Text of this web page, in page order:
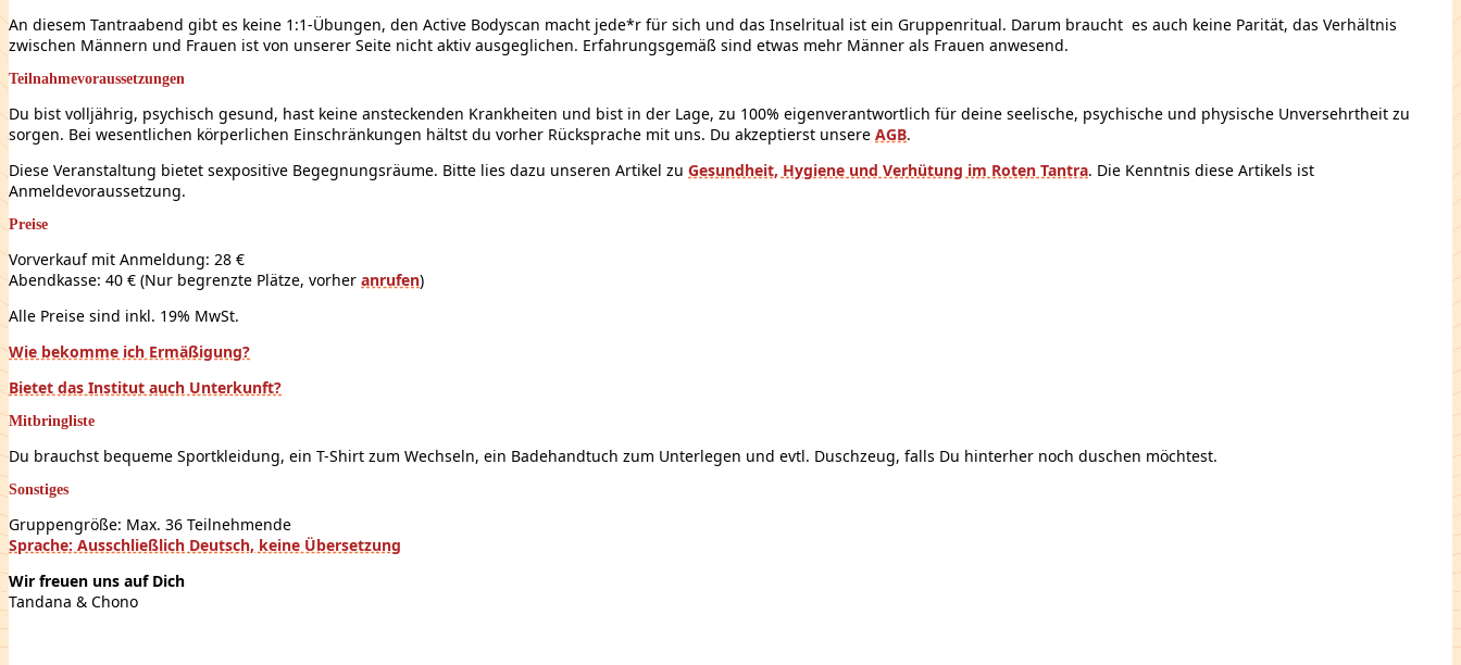
An diesem Tantraabend gibt es keine 1:1-Übungen, den Active Bodyscan macht jede*r für sich und das Inselritual ist ein Gruppenritual. Darum braucht es auch keine Parität, das Verhältnis
zwischen Männern und Frauen ist von unserer Seite nicht aktiv ausgeglichen. Erfahrungsgemäß sind etwas mehr Männer als Frauen anwesend.
Teilnahmevoraussetzungen
Du bist volljährig, psychisch gesund, hast keine ansteckenden Krankheiten und bist in der Lage, zu 100% eigenverantwortlich für deine seelische, psychische und physische Unversehrtheit zu
sorgen. Bei wesentlichen körperlichen Einschränkungen hältst du vorher Rücksprache mit uns. Du akzeptierst unsere AGB.
Diese Veranstaltung bietet sexpositive Begegnungsräume. Bitte lies dazu unseren Artikel zu Gesundheit, Hygiene und Verhütung im Roten Tantra. Die Kenntnis diese Artikels ist
Anmeldevoraussetzung.
Preise
Vorverkauf mit Anmeldung: 28 €
Abendkasse: 40 € (Nur begrenzte Plätze, vorher anrufen)
Alle Preise sind inkl. 19% MwSt.
Wie bekomme ich Ermäßigung?
Bietet das Institut auch Unterkunft?
Mitbringliste
Du brauchst bequeme Sportkleidung, ein T-Shirt zum Wechseln, ein Badehandtuch zum Unterlegen und evtl. Duschzeug, falls Du hinterher noch duschen möchtest.
Sonstiges
Gruppengröße: Max. 36 Teilnehmende
Sprache: Ausschließlich Deutsch, keine Übersetzung
Wir freuen uns auf Dich
Tandana & Chono